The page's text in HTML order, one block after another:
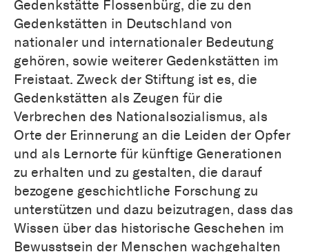
Gedenkstätte Flossenbürg, die zu den
Gedenkstätten in Deutschland von
nationaler und internationaler Bedeutung
gehören, sowie weiterer Gedenkstätten im
Freistaat. Zweck der Stiftung ist es, die
Gedenkstätten als Zeugen für die
Verbrechen des Nationalsozialismus, als
Orte der Erinnerung an die Leiden der Opfer
und als Lernorte für künftige Generationen
zu erhalten und zu gestalten, die darauf
bezogene geschichtliche Forschung zu
unterstützen und dazu beizutragen, dass das
Wissen über das historische Geschehen im
Bewusstsein der Menschen wachgehalten